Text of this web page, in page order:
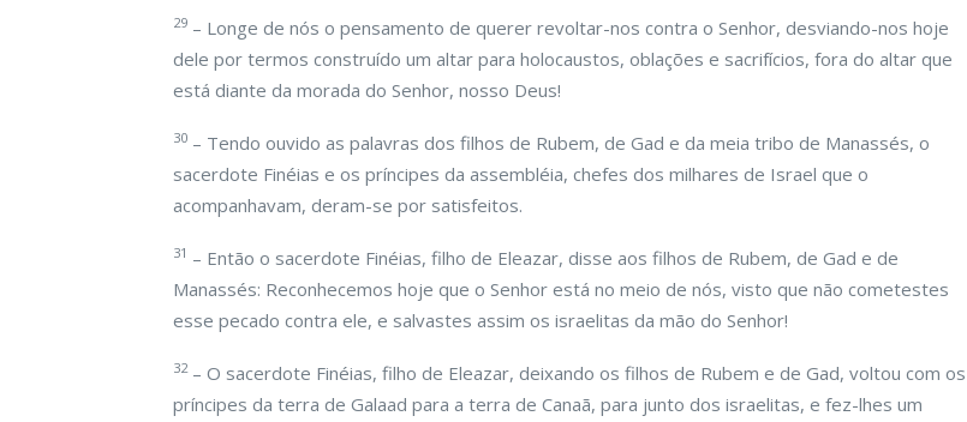
29 – Longe de nós o pensamento de querer revoltar-nos contra o Senhor, desviando-nos hoje
dele por termos construído um altar para holocaustos, oblações e sacrifícios, fora do altar que
está diante da morada do Senhor, nosso Deus!
30 – Tendo ouvido as palavras dos filhos de Rubem, de Gad e da meia tribo de Manassés, o
sacerdote Finéias e os príncipes da assembléia, chefes dos milhares de Israel que o
acompanhavam, deram-se por satisfeitos.
31 – Então o sacerdote Finéias, filho de Eleazar, disse aos filhos de Rubem, de Gad e de
Manassés: Reconhecemos hoje que o Senhor está no meio de nós, visto que não cometestes
esse pecado contra ele, e salvastes assim os israelitas da mão do Senhor!
32– O sacerdote Finéias, filho de Eleazar, deixando os filhos de Rubem e de Gad, voltou com os
príncipes da terra de Galaad para a terra de Canaã, para junto dos israelitas, e fez-lhes um